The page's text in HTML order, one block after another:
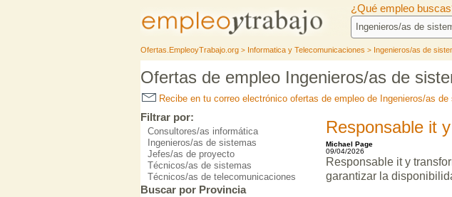
¿Qué empleo
Ofertas.EmpleoyTrabajo.org > Informatica y Telecomunicaciones > Ingenieros/as de
Ofertas de empleo Ingenieros/as de
Recibe en tu correo electrónico ofertas de empleo de Ingenieros/as
Responsable it
Michael Page
09/04/2026
Responsable it y
garantizar la
Filtrar por:
Consultores/as informática
Ingenieros/as de sistemas
Jefes/as de proyecto
Técnicos/as de sistemas
Técnicos/as de telecomunicaciones
Buscar por Provincia